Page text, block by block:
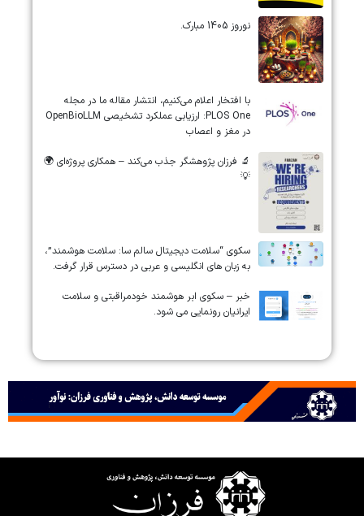
نوروز 1405 مبارک.
‏‏‏با افتخار اعلام می‌کنیم، انتشار مقاله ما در مجله
‎PLOS One‎: ارزیابی عملکرد تشخیصی ‎OpenBioLLM‎
در مغز و اعصاب
🔬 فرزان پژوهشگر جذب می‌کند – همکاری پروژه‌ای 🌍
💡
سکوی “سلامت دیجیتال سالم سا: سلامت هوشمند”،
به زبان های انگلیسی و عربی در دسترس قرار گرفت.
خبر – سکوی ابر هوشمند خودمراقبتی و سلامت
ایرانیان رونمایی می شود.